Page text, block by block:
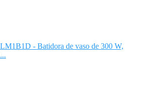
- Batidora de vaso de 300 W,